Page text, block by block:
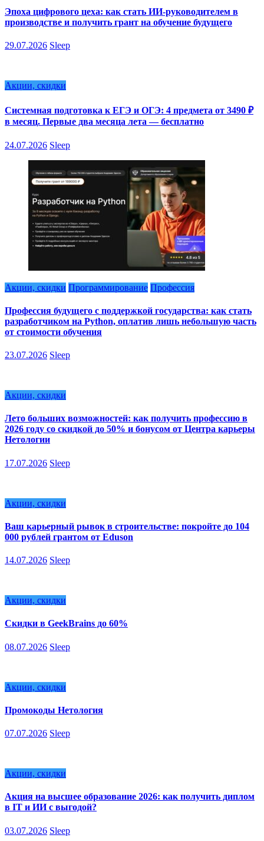
Эпоха цифрового цеха: как стать ИИ-руководителем в
производстве и получить грант на обучение будущего
29.07.2026 Sleep
Акции, скидки
Системная подготовка к ЕГЭ и ОГЭ: 4 предмета от 3490 ₽
в месяц. Первые два месяца лета — бесплатно
24.07.2026 Sleep
Акции, скидки Программирование Профессия
Профессия будущего с поддержкой государства: как стать
разработчиком на Python, оплатив лишь небольшую часть
от стоимости обучения
23.07.2026 Sleep
Акции, скидки
Лето больших возможностей: как получить профессию в
2026 году со скидкой до 50% и бонусом от Центра карьеры
Нетологии
17.07.2026 Sleep
Акции, скидки
Ваш карьерный рывок в строительстве: покройте до 104
000 рублей грантом от Eduson
14.07.2026 Sleep
Акции, скидки
Скидки в GeekBrains до 60%
08.07.2026 Sleep
Акции, скидки
Промокоды Нетология
07.07.2026 Sleep
Акции, скидки
Акция на высшее образование 2026: как получить диплом
в IT и ИИ с выгодой?
03.07.2026 Sleep